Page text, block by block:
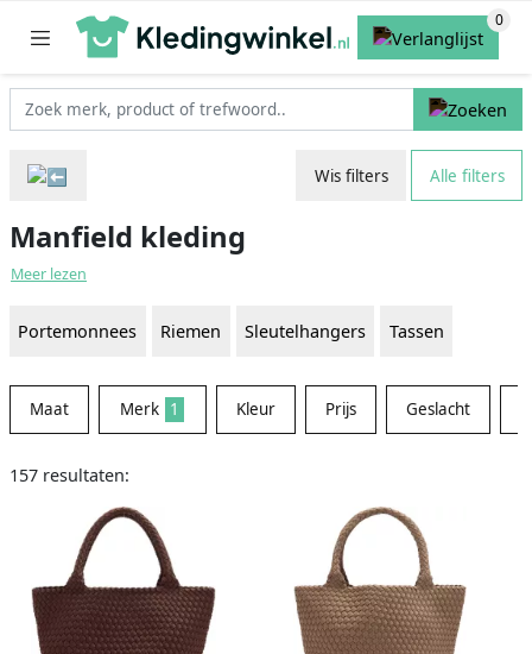
Wis filters Alle filters
Manfield kleding
Meer lezen
Portemonnees Riemen Sleutelhangers Tassen
Maat Merk 1 Kleur Prijs Geslacht
157 resultaten: